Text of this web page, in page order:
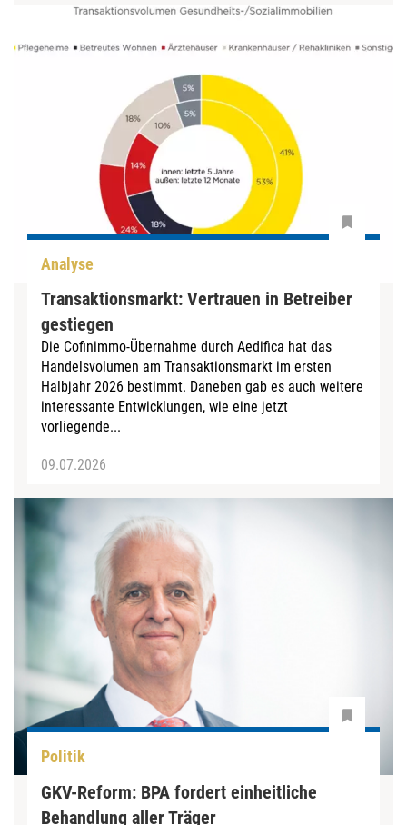
Analyse
Transaktionsmarkt: Vertrauen in Betreiber
gestiegen
Die Cofinimmo-Übernahme durch Aedifica hat das
Handelsvolumen am Transaktionsmarkt im ersten
Halbjahr 2026 bestimmt. Daneben gab es auch weitere
interessante Entwicklungen, wie eine jetzt
vorliegende...
09.07.2026
Politik
GKV-Reform: BPA fordert einheitliche
Behandlung aller Träger